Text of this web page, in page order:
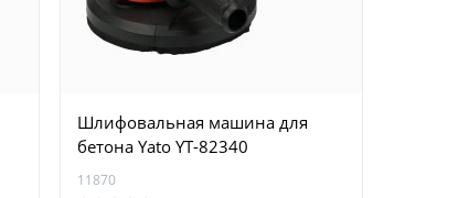
Шлифовальная машина для
бетона Yato YT-82340
11870